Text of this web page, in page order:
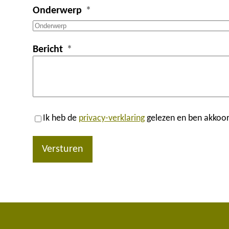
Onderwerp
Bericht
Ik heb de privacy-verklaringgelezen en ben
Versturen